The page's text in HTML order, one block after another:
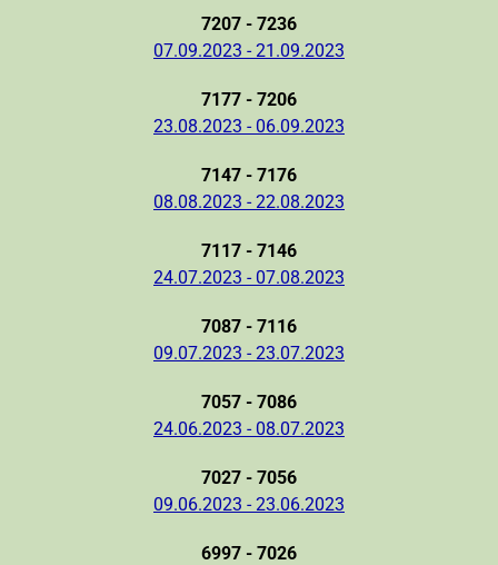
7207 - 7236
07.09.2023 - 21.09.2023
7177 - 7206
23.08.2023 - 06.09.2023
7147 - 7176
08.08.2023 - 22.08.2023
7117 - 7146
24.07.2023 - 07.08.2023
7087 - 7116
09.07.2023 - 23.07.2023
7057 - 7086
24.06.2023 - 08.07.2023
7027 - 7056
09.06.2023 - 23.06.2023
6997 - 7026